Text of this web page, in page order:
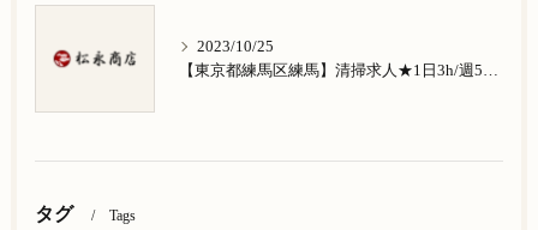
2023/10/25
【東京都練馬区練馬】清掃求人★1日3h/週5日/祝日お休み★南大泉在住の方歓迎
タグ Tags